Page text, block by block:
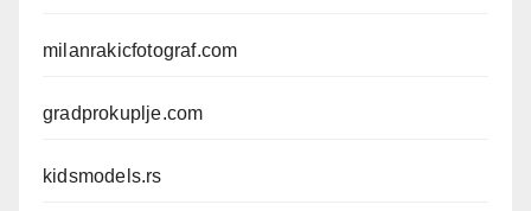
milanrakicfotograf.com
gradprokuplje.com
kidsmodels.rs